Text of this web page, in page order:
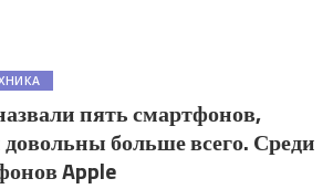
пять смартфонов,
больше всего. Среди
Apple